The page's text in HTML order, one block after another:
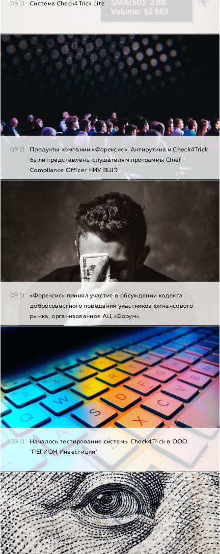
09.11 Система Check4Trick Lite
09.11
Продукты компании «Форексис»: Антирутина и Check4Trick
были представлены слушателям программы Chief
Сompliance Officer НИУ ВШЭ
09.11
«Форексис» принял участие в обсуждении кодекса
добросовестного поведения участников финансового
рынка, организованное АЦ «Форум».
09.11
Началось тестирование системы Check4Trick в ООО
"РЕГИОН Инвестиции"